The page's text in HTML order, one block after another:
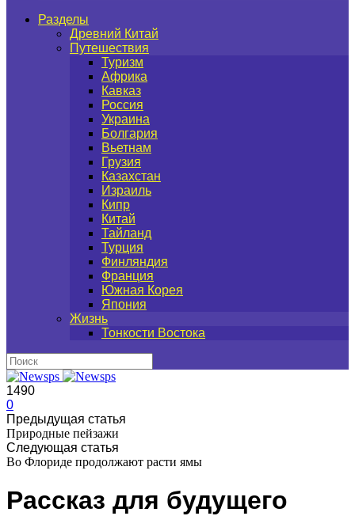
Разделы
Древний Китай
Путешествия
Туризм
Африка
Кавказ
Россия
Украина
Болгария
Вьетнам
Грузия
Казахстан
Израиль
Кипр
Китай
Тайланд
Турция
Финляндия
Франция
Южная Корея
Япония
Жизнь
Тонкости Востока
1490
0
Предыдущая статья
Природные пейзажи
Следующая статья
Во Флориде продолжают расти ямы
Рассказ для будущего